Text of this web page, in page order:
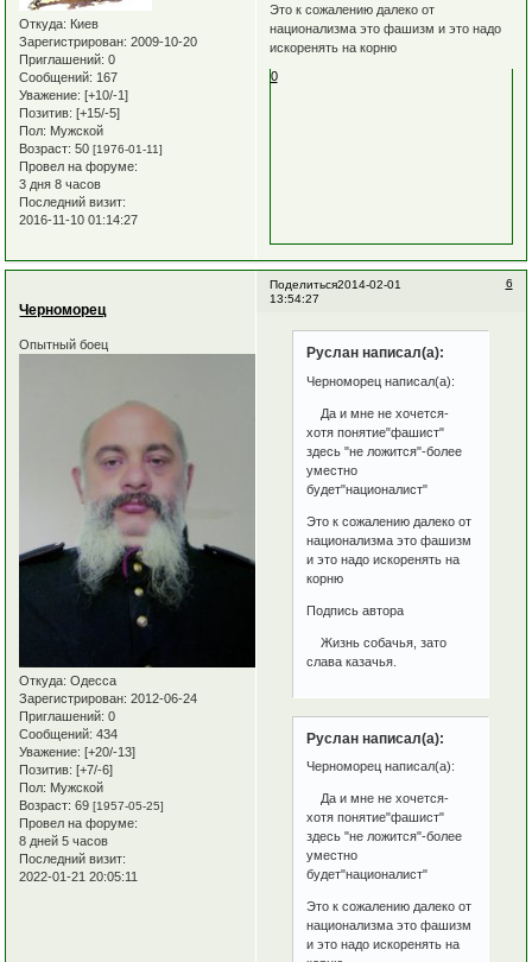
Откуда: Киев
Зарегистрирован: 2009-10-20
Приглашений: 0
Сообщений: 167
Уважение: [+10/-1]
Позитив: [+15/-5]
Пол: Мужской
Возраст: 50[1976-01-11]
Провел на форуме:
3 дня 8 часов
Последний визит:
2016-11-10 01:14:27
Это к сожалению далеко от
национализма это фашизм и это надо
искоренять на корню
0
Поделиться 6
2014-02-01
13:54:27
Черноморец
Опытный боец
Откуда: Одесса
Зарегистрирован: 2012-06-24
Приглашений: 0
Сообщений: 434
Уважение: [+20/-13]
Позитив: [+7/-6]
Пол: Мужской
Возраст: 69[1957-05-25]
Провел на форуме:
8 дней 5 часов
Последний визит:
2022-01-21 20:05:11
Руслан написал(а):
Черноморец написал(а):
Да и мне не хочется-
хотя понятие"фашист"
здесь "не ложится"-более
уместно
будет"националист"
Это к сожалению далеко от
национализма это фашизм
и это надо искоренять на
корню
Подпись автора
Жизнь собачья, зато
слава казачья.
Руслан написал(а):
Черноморец написал(а):
Да и мне не хочется-
хотя понятие"фашист"
здесь "не ложится"-более
уместно
будет"националист"
Это к сожалению далеко от
национализма это фашизм
и это надо искоренять на